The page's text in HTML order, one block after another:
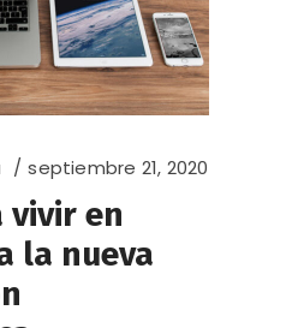
septiembre 21, 2020
vivir en
la nueva